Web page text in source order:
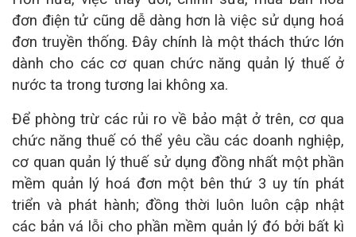
đơn điện tử cũng dễ dàng hơn là việc sử dụng hoá
đơn truyền thống. Đây chính là một thách thức lớn
dành cho các cơ quan chức năng quản lý thuế ở
nước ta trong tương lai không xa.
Để phòng trừ các rủi ro về bảo mật ở trên, cơ qua
chức năng thuế có thể yêu cầu các doanh nghiệp,
cơ quan quản lý thuế sử dụng đồng nhất một phần
mềm quản lý hoá đơn một bên thứ 3 uy tín phát
triển và phát hành; đồng thời luôn luôn cập nhật
các bản vá lỗi cho phần mềm quản lý đó bởi bất kì